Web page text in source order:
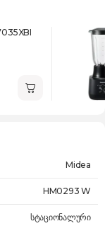
Midea
HM0293 W
სტაციონალური